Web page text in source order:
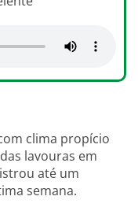
clima propício
lavouras em
até um
semana.